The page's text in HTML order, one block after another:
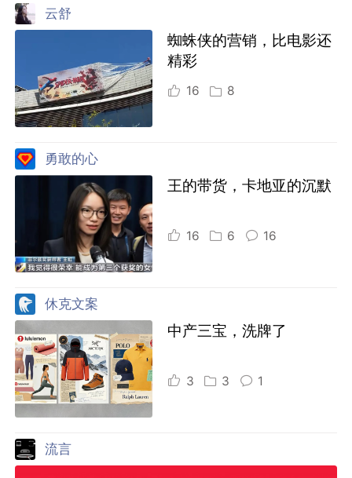
云舒
蜘蛛侠的营销，比电影还
精彩
16 8
勇敢的心
王的带货，卡地亚的沉默
16 6 16
休克文案
中产三宝，洗牌了
3 3 1
流言